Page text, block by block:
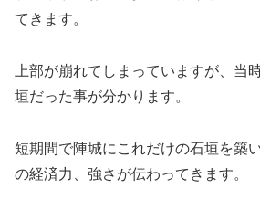
てきます。
上部が崩れてしまっていますが、当
垣だった事が分かります。
短期間で陣城にこれだけの石垣を築
の経済力、強さが伝わってきます。